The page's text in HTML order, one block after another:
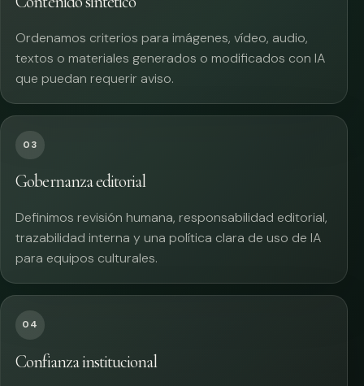
Ordenamos criterios para imágenes, vídeo, audio,
textos o materiales generados o modificados con IA
que puedan requerir aviso.
03
Gobernanza editorial
Definimos revisión humana, responsabilidad editorial,
trazabilidad interna y una política clara de uso de IA
para equipos culturales.
04
Confianza institucional